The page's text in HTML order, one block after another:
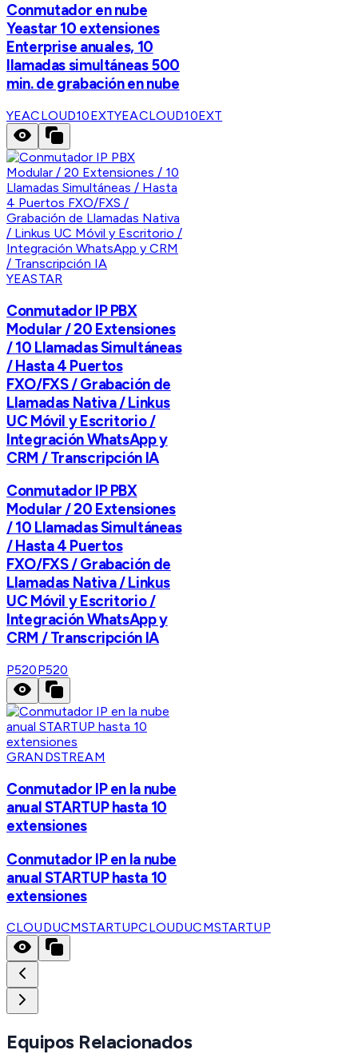
Conmutador en nube
Yeastar 10 extensiones
Enterprise anuales, 10
llamadas simultáneas 500
min. de grabación en nube
YEACLOUD10EXTYEACLOUD10EXT
YEASTAR
Conmutador IP PBX
Modular / 20 Extensiones
/ 10 Llamadas Simultáneas
/ Hasta 4 Puertos
FXO/FXS / Grabación de
Llamadas Nativa / Linkus
UC Móvil y Escritorio /
Integración WhatsApp y
CRM / Transcripción IA
Conmutador IP PBX
Modular / 20 Extensiones
/ 10 Llamadas Simultáneas
/ Hasta 4 Puertos
FXO/FXS / Grabación de
Llamadas Nativa / Linkus
UC Móvil y Escritorio /
Integración WhatsApp y
CRM / Transcripción IA
P520P520
GRANDSTREAM
Conmutador IP en la nube
anual STARTUP hasta 10
extensiones
Conmutador IP en la nube
anual STARTUP hasta 10
extensiones
CLOUDUCMSTARTUPCLOUDUCMSTARTUP
Equipos Relacionados